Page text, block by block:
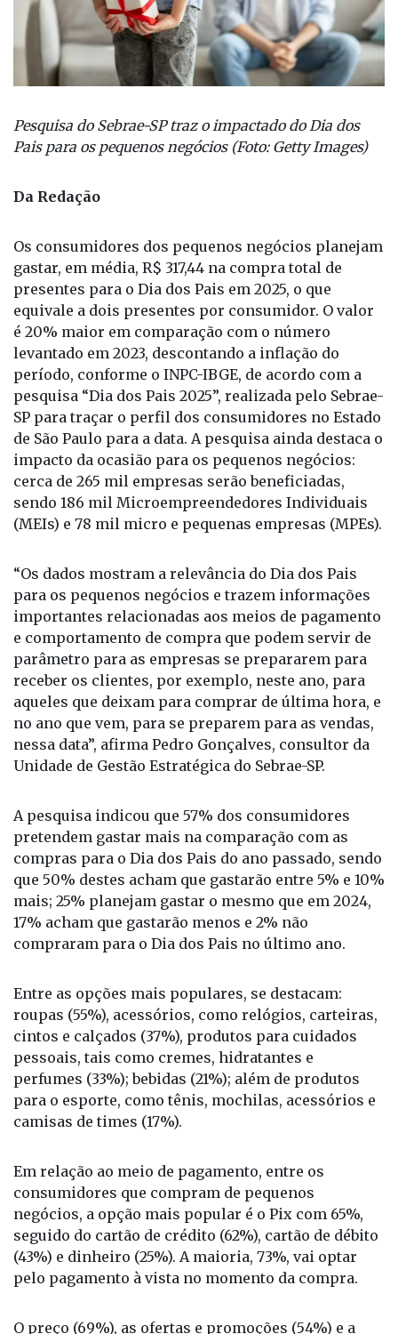
Pesquisa do Sebrae-SP traz o impactado do Dia dos
Pais para os pequenos negócios (Foto: Getty Images)
Da Redação
Os consumidores dos pequenos negócios planejam
gastar, em média, R$ 317,44 na compra total de
presentes para o Dia dos Pais em 2025, o que
equivale a dois presentes por consumidor. O valor
é 20% maior em comparação com o número
levantado em 2023, descontando a inflação do
período, conforme o INPC-IBGE, de acordo com a
pesquisa “Dia dos Pais 2025”, realizada pelo Sebrae-
SP para traçar o perfil dos consumidores no Estado
de São Paulo para a data. A pesquisa ainda destaca o
impacto da ocasião para os pequenos negócios:
cerca de 265 mil empresas serão beneficiadas,
sendo 186 mil Microempreendedores Individuais
(MEIs) e 78 mil micro e pequenas empresas (MPEs).
“Os dados mostram a relevância do Dia dos Pais
para os pequenos negócios e trazem informações
importantes relacionadas aos meios de pagamento
e comportamento de compra que podem servir de
parâmetro para as empresas se prepararem para
receber os clientes, por exemplo, neste ano, para
aqueles que deixam para comprar de última hora, e
no ano que vem, para se preparem para as vendas,
nessa data”, afirma Pedro Gonçalves, consultor da
Unidade de Gestão Estratégica do Sebrae-SP.
A pesquisa indicou que 57% dos consumidores
pretendem gastar mais na comparação com as
compras para o Dia dos Pais do ano passado, sendo
que 50% destes acham que gastarão entre 5% e 10%
mais; 25% planejam gastar o mesmo que em 2024,
17% acham que gastarão menos e 2% não
compraram para o Dia dos Pais no último ano.
Entre as opções mais populares, se destacam:
roupas (55%), acessórios, como relógios, carteiras,
cintos e calçados (37%), produtos para cuidados
pessoais, tais como cremes, hidratantes e
perfumes (33%); bebidas (21%); além de produtos
para o esporte, como tênis, mochilas, acessórios e
camisas de times (17%).
Em relação ao meio de pagamento, entre os
consumidores que compram de pequenos
negócios, a opção mais popular é o Pix com 65%,
seguido do cartão de crédito (62%), cartão de débito
(43%) e dinheiro (25%). A maioria, 73%, vai optar
pelo pagamento à vista no momento da compra.
O preço (69%), as ofertas e promoções (54%) e a